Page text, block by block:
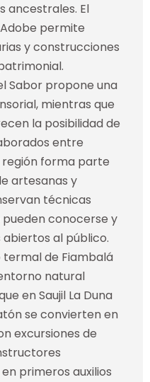
ancestrales. El
permite
y construcciones
Sabor propone una
mientras que
la posibilidad de
entre
región forma parte
artesanas y
técnicas
conocerse y
al público.
termal de Fiambalá
natural
en Saujil La Duna
se convierten en
excursiones de
primeros auxilios